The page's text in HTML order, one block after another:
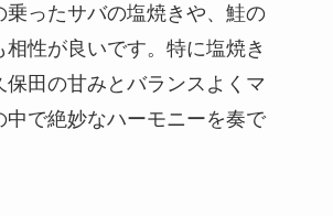
乗ったサバの塩焼きや、鮭の
相性が良いです。特に塩焼き
保田の甘みとバランスよくマ
中で絶妙なハーモニーを奏で